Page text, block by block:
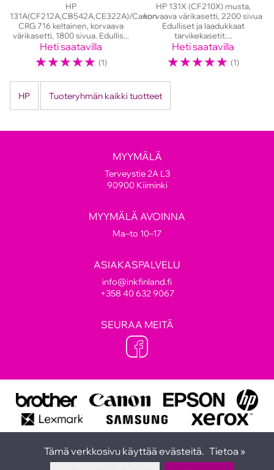
HP
131A(CF212A,CB542A,CE322A)/Canon
CRG 716 keltainen, korvaava
värikasetti, 1800 sivua. Edullis...
Heti saatavilla
☆☆☆☆☆ (1)
HP 131X (CF210X) musta,
korvaava värikasetti, 2200 sivua
Edulliset ja laadukkaat
tarvikekasetit....
Heti saatavilla
☆☆☆☆☆ (1)
HP Tuoteryhmän kaikki tuotteet
MYYMÄLÄ
Terveystie 2A L3
90900 Kiiminki
MYYMÄLÄ AVOINNA
Ma–to 10–17
ASIAKASPALVELU
info@inkfinland.fi
+358 40 632 9067
SEURAA MEITÄ
Tämä verkkosivu käyttää evästeitä. Tietoa »